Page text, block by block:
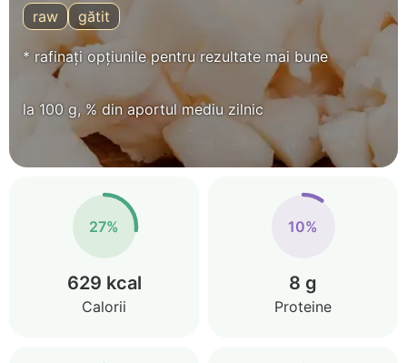
raw gătit
* rafinați opțiunile pentru rezultate mai bune
la 100 g, % din aportul mediu zilnic
27%
629 kcal
Calorii
10%
8 g
Proteine